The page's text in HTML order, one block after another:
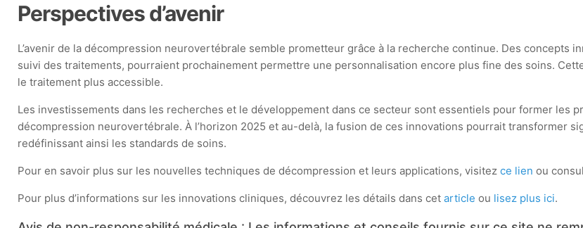
Perspectives d’avenir
L’avenir de la décompression neurovertébrale semble prometteur grâce à la recherche continue. Des concepts
suivi des traitements, pourraient prochainement permettre une personnalisation encore plus fine des soins.
le traitement plus accessible.
Les investissements dans les recherches et le développement dans ce secteur sont essentiels pour former les
décompression neurovertébrale. À l’horizon 2025 et au-delà, la fusion de ces innovations pourrait transformer
redéfinissant ainsi les standards de soins.
Pour en savoir plus sur les nouvelles techniques de décompression et leurs applications, visitezce lien ou
Pour plus d’informations sur les innovations cliniques, découvrez les détails dans cetarticle ou lisez plus ici.